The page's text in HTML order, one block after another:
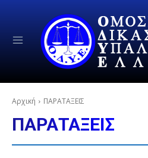
Αρχική ΠΑΡΑΤΑΞΕΙΣ
ΠΑΡΑΤΑΞΕΙΣ